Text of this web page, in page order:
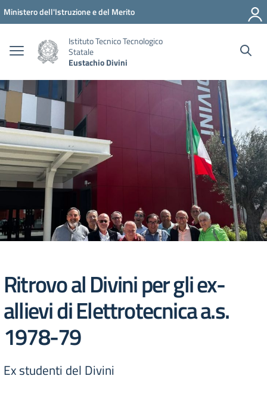
Vai ai contenuti
Vai al menu di navigazione
Vai al footer
Ministero dell'Istruzione e del Merito
Istituto Tecnico Tecnologico
Statale
Eustachio Divini
Ritrovo al Divini per gli ex-
allievi di Elettrotecnica a.s.
1978-79
Ex studenti del Divini